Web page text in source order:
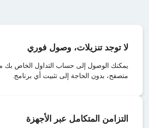
لا توجد تنزيلات، وصول فوري
يمكنك الوصول إلى حساب التداول الخاص بك
متصفح، بدون الحاجة إلى تثبيت أي برنامج.
التزامن المتكامل عبر الأجهزة